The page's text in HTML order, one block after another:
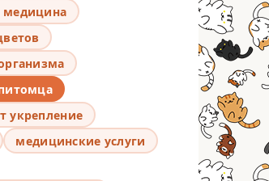
укрепление
медицинские услуги